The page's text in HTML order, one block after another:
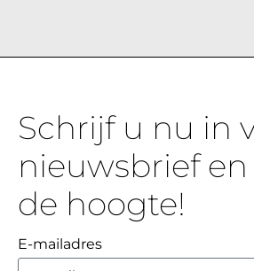
Schrijf u nu in
nieuwsbrief
de hoogte!
E-mailadres